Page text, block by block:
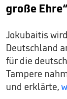
große Ehre“
Jokubaitis
Deutschland
für die
Tampere
und erklärte,